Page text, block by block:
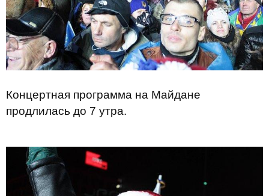
Концертная программа на Майдане
продлилась до 7 утра.